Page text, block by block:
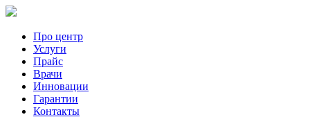
Перейти к основному содержанию
Про центр
Услуги
Прайс
Врачи
Инновации
Гарантии
Контакты